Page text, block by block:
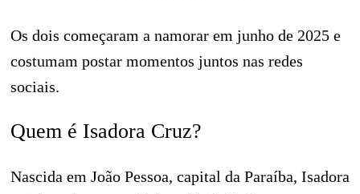
Os dois começaram a namorar em junho de 2025 e
costumam postar momentos juntos nas redes
sociais.
Quem é Isadora Cruz?
Nascida em João Pessoa, capital da Paraíba, Isadora